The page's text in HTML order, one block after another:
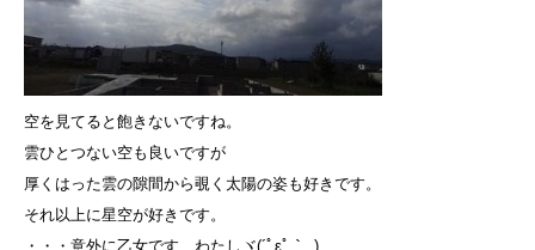
空を見てると飽きないですね。
雲ひとつない空も良いですが
厚くはった雲の隙間から覗く太陽の姿も好きです。
それ以上に星空が好きです。
・・・意外に乙女です、わたしヾ(´ﾟεﾟ｀_)